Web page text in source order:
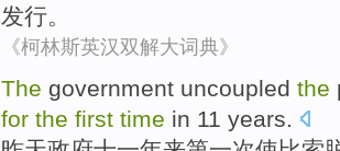
发行。
《柯林斯英汉双解大词典》
The government uncoupled the
for the first time in 11 years.